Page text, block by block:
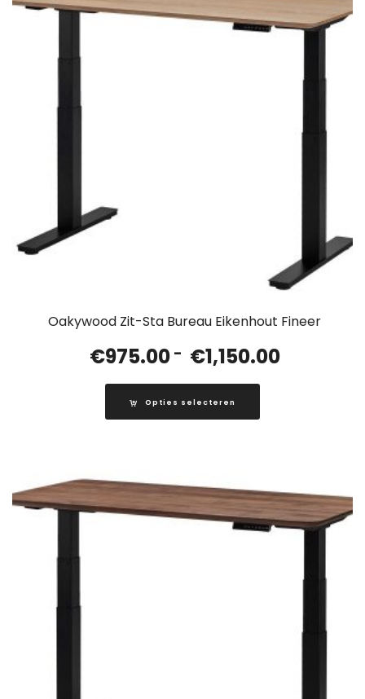
Oakywood Zit-Sta Bureau Eikenhout Fineer
€975.00 - €1,150.00Prijsklasse:
Opties selecteren